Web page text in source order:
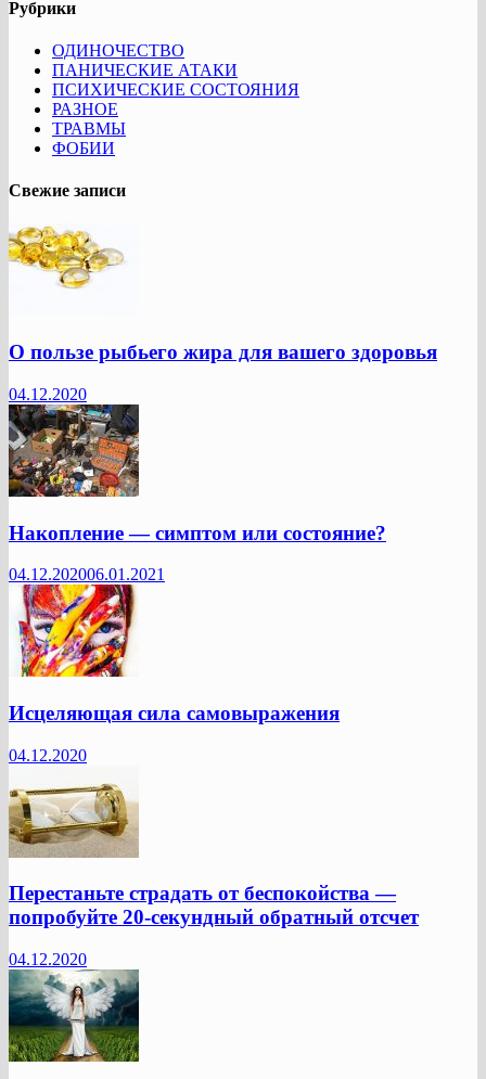
Рубрики
ОДИНОЧЕСТВО
ПАНИЧЕСКИЕ АТАКИ
ПСИХИЧЕСКИЕ СОСТОЯНИЯ
РАЗНОЕ
ТРАВМЫ
ФОБИИ
Свежие записи
О пользе рыбьего жира для вашего здоровья
04.12.2020
Накопление — симптом или состояние?
04.12.202006.01.2021
Исцеляющая сила самовыражения
04.12.2020
Перестаньте страдать от беспокойства —
попробуйте 20-секундный обратный отсчет
04.12.2020